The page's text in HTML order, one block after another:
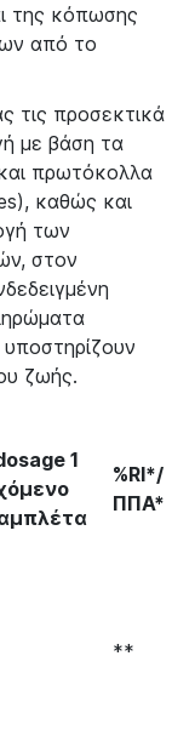
της κόπωσης
από το
τις προσεκτικά
με βάση τα
πρωτόκολλα
καθώς και
των
στον
ζωής.
1
%RI*/
ΠΠΑ*
**